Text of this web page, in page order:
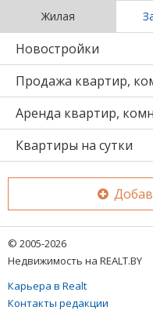
Жилая
Новостройки
Продажа квартир,
Аренда квартир,
Квартиры на сутки
© 2005-2026
Недвижимость на REALT.BY
Карьера в Realt
Контакты редакции